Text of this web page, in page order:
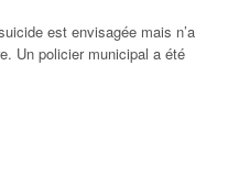
est envisagée mais n’a
Un policier municipal a été